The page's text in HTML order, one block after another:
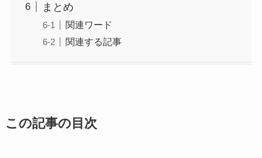
まとめ
関連ワード
関連する記事
この記事の目次